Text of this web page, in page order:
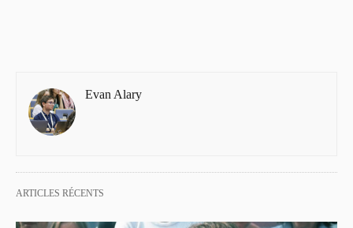
Evan Alary
ARTICLES RÉCENTS